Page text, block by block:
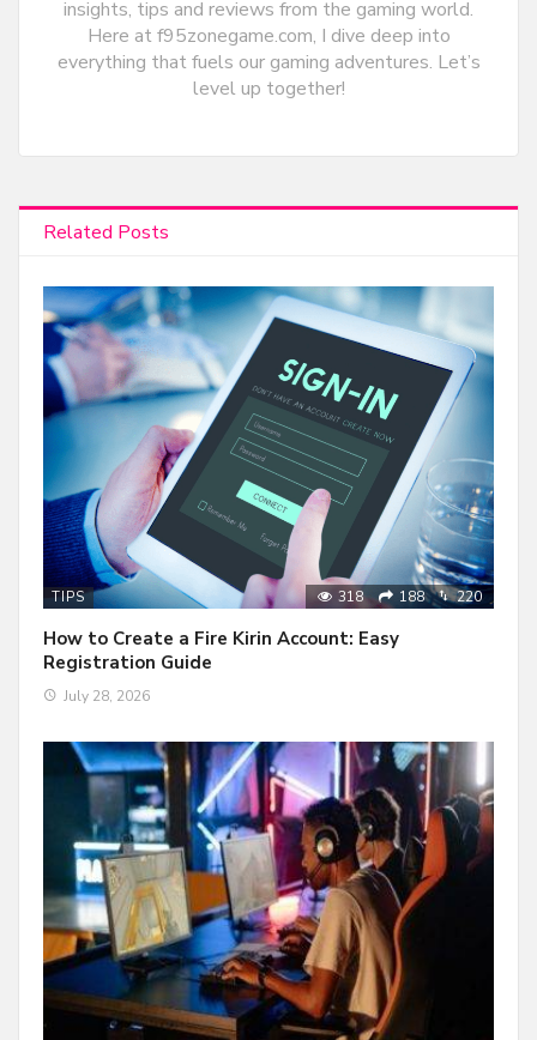
insights, tips and reviews from the gaming world.
Here at f95zonegame.com, I dive deep into
everything that fuels our gaming adventures. Let’s
level up together!
Related Posts
TIPS 318 188 220
How to Create a Fire Kirin Account: Easy
Registration Guide
July 28, 2026